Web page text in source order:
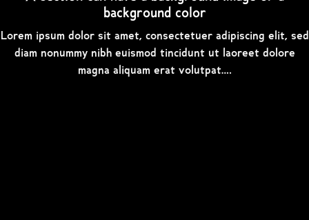
background color
Lorem ipsum dolor sit amet, consectetuer adipiscing elit, sed
diam nonummy nibh euismod tincidunt ut laoreet dolore
magna aliquam erat volutpat….